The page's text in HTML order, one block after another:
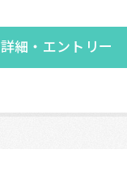
詳細・エントリー